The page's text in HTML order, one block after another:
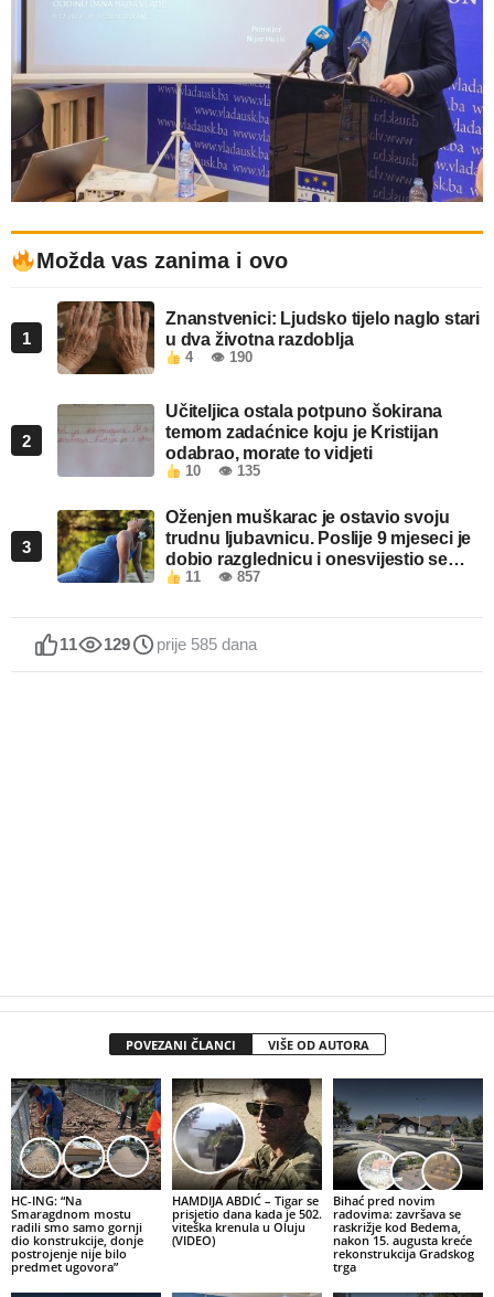
Možda vas zanima i ovo
1
Znanstvenici: Ljudsko tijelo naglo stari
u dva životna razdoblja
4 👁 190
2
Učiteljica ostala potpuno šokirana
temom zadaćnice koju je Kristijan
odabrao, morate to vidjeti
10 👁 135
3
Oženjen muškarac je ostavio svoju
trudnu ljubavnicu. Poslije 9 mjeseci je
dobio razglednicu i onesvijestio se
kada je pročitao šta piše!
11 👁 857
11 129 prije 585 dana
POVEZANI ČLANCI VIŠE OD AUTORA
HC-ING: “Na
Smaragdnom mostu
radili smo samo gornji
dio konstrukcije, donje
postrojenje nije bilo
predmet ugovora”
HAMDIJA ABDIĆ – Tigar se
prisjetio dana kada je 502.
viteška krenula u Oluju
(VIDEO)
Bihać pred novim
radovima: završava se
raskrižje kod Bedema,
nakon 15. augusta kreće
rekonstrukcija Gradskog
trga